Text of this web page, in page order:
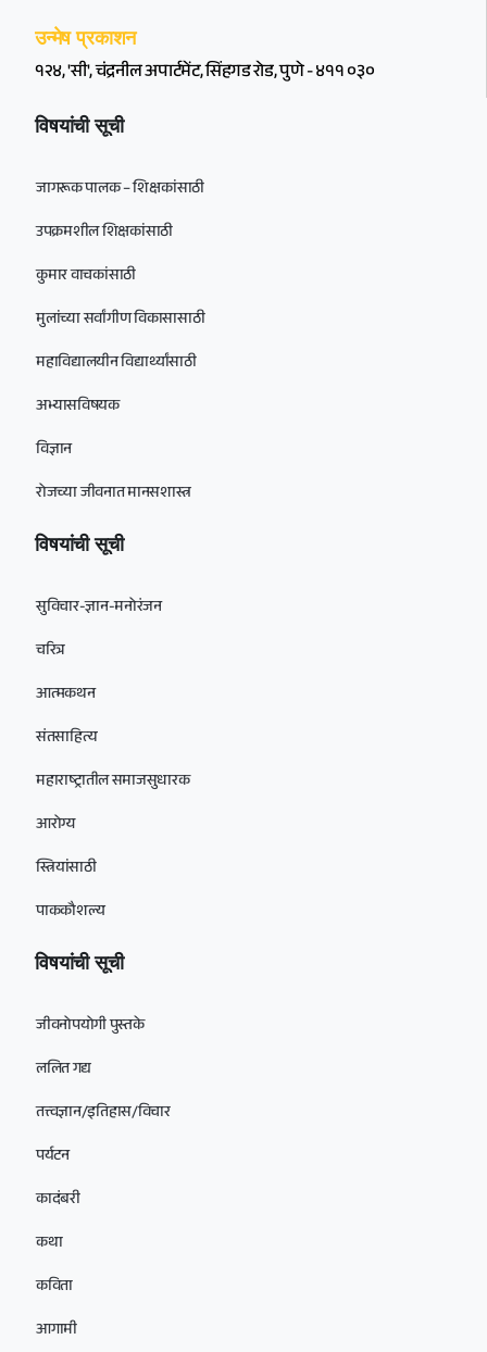
उन्मेष प्रकाशन
१२४, 'सी', चंद्रनील अपार्टमेंट, सिंहगड रोड, पुणे - ४११ ०३०
विषयांची सूची
जागरूक पालक – शिक्षकांसाठी
उपक्रमशील शिक्षकांसाठी
कुमार वाचकांसाठी
मुलांच्या सर्वांगीण विकासासाठी
महाविद्यालयीन विद्यार्थ्यांसाठी
अभ्यासविषयक
विज्ञान
रोजच्या जीवनात मानसशास्त्र
विषयांची सूची
सुविचार-ज्ञान-मनोरंजन
चरित्र
आत्मकथन
संतसाहित्य
महाराष्ट्रातील समाजसुधारक
आरोग्य
स्त्रियांसाठी
पाककौशल्य
विषयांची सूची
जीवनोपयोगी पुस्तके
ललित गद्य
तत्त्वज्ञान/इतिहास/विचार
पर्यटन
कादंबरी
कथा
कविता
आगामी